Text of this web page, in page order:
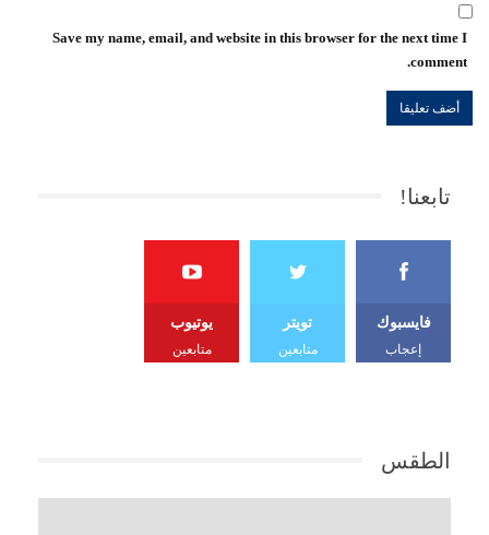
Save my name, email, and website in this browser for the next time I
comment.
تابعنا!
فايسبوك
إعجاب
تويتر
متابعين
يوتيوب
متابعين
الطقس